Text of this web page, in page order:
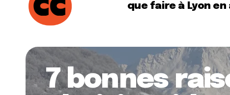
que faire à Lyon en
7 bonnes